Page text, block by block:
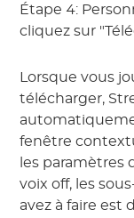
Étape 4:
cliquez sur
Lorsque vous
télécharger,
fenêtre
les paramètres
voix off, les
avez à faire est